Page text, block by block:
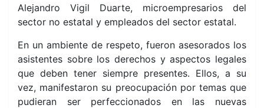
Alejandro Vigil Duarte, microempresarios del
sector no estatal y empleados del sector estatal.
En un ambiente de respeto, fueron asesorados los
asistentes sobre los derechos y aspectos legales
que deben tener siempre presentes. Ellos, a su
vez, manifestaron su preocupación por temas que
pudieran ser perfeccionados en las nuevas